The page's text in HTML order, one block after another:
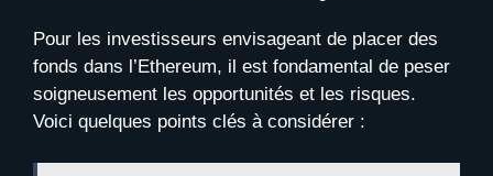
Pour les investisseurs envisageant de placer des
fonds dans l’Ethereum, il est fondamental de peser
soigneusement les opportunités et les risques.
Voici quelques points clés à considérer :